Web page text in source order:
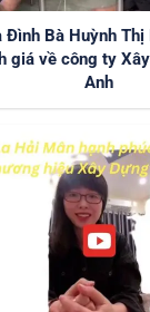
Đình Bà Huỳnh Thị
giá về công ty
Anh